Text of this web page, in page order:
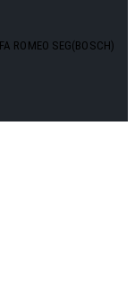
ROMEO SEG(BOSCH)